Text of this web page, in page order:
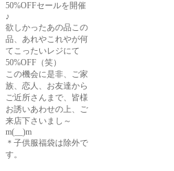
50%OFFセールを開催
♪
欲しかったあの品この
品、あれやこれやが何
てこったいレジにて
50%OFF（笑）
この機会に是非、ご家
族、恋人、お友達から
ご近所さんまで、皆様
お誘いあわせの上、ご
来店下さいまし～
m(__)m
＊子供服福袋は除外で
す。